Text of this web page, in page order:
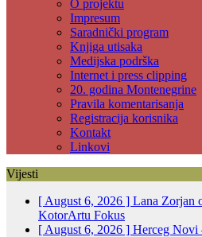
O projektu
Impresum
Saradnički program
Knjiga utisaka
Medijska podrška
Internet i press clipping
20. godina Montenegrine
Pravila komentarisanja
Registracija korisnika
Kontakt
Linkovi
Vijesti
[ August 6, 2026 ] Lana Zorjan
KotorArtu Fokus
[ August 6, 2026 ] Herceg Novi